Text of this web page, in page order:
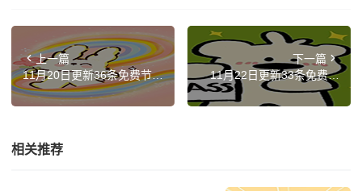
上一篇
11月20日更新36条免费节
点,覆盖香港|德国|越南|加拿
大|俄罗斯 SSR|V2ray|Clash
下一篇
11月22日更新33条免费节
点,覆盖日本|法国|俄罗斯|土
耳其|芬兰 SSR|V2ray|Clash
相关推荐